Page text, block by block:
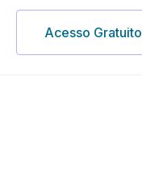
Acesso Gratuito